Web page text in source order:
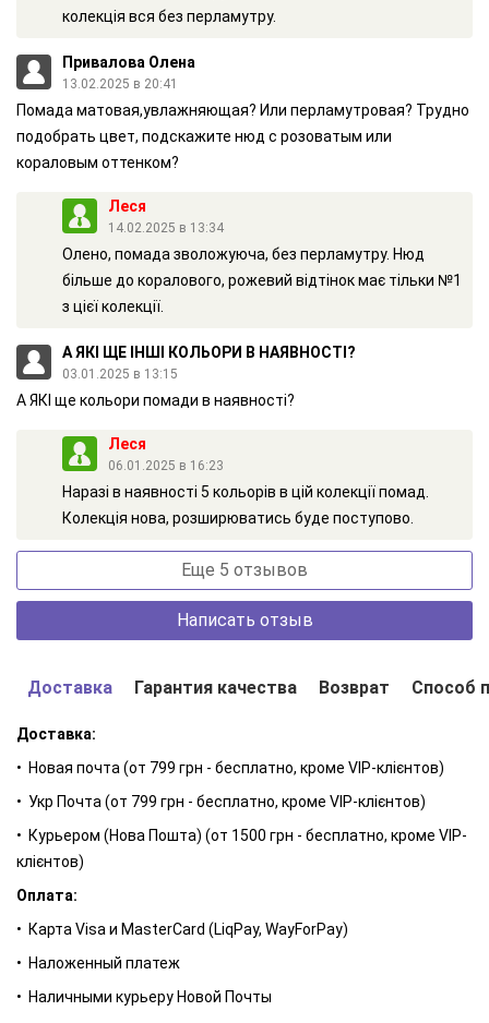
розгладжують шкіру, що робить їх ідеальним інгредієнтом для
губної помади.
Завдяки своїм властивостям вони впливають як на
нанесення, так і на колір та блиск помади. Якісні емоленти
дозволяють помаді краще розподілятися та запобігають її
розмазуванню.
Природний мінерал магматичних порід із групи силікатів.
Пом'якшує шкіру і робить її шовковистою на дотик. Завдяки
своїм віддзеркалюючим властивостям надає шкірі сяйва,
запобігаючи жирному блиску. Як через призму, пропускаючи
через себе світло, слюда заломлює його, створюючи чудовий
ефект сяйва і мерехтіння різних відтінків. Засоби на основі
чутливою шкірою.
КАСТОРОВЕ МАСЛО
Омолоджує та зволожує шкіру, пом'якшує, робить більш
Кетамін розгладжує дрібні зморшки, особливо в області
навколо очей, володіє сильними поживними властивостями,
ефективний для втомленої, в'ялої шкіри обличчя. Дезінфікує і
Видобувають його з листя еуфорбій,
канделільського чагарнику, а для виготовлення інгредієнта
використовують стебла рослини.
які страждають від алергії на продукти бджільництва. Ніжно
доглядає за шкірою, має легку антисептичну дію.
колекція вся без перламутру.
Привалова Олена
13.02.2025 в 20:41
Помада матовая,увлажняющая? Или перламутровая? Трудно
подобрать цвет, подскажите нюд с розоватым или
кораловым оттенком?
Леся
14.02.2025 в 13:34
Олено, помада зволожуюча, без перламутру. Нюд
більше до коралового, рожевий відтінок має тільки №1
з цієї колекції.
А ЯКІ ЩЕ ІНШІ КОЛЬОРИ В НАЯВНОСТІ?
03.01.2025 в 13:15
А ЯКІ ще кольори помади в наявності?
Леся
06.01.2025 в 16:23
Наразі в наявності 5 кольорів в цій колекції помад.
Колекція нова, розширюватись буде поступово.
Еще 5 отзывов
Написать отзыв
Доставка Гарантия качества Возврат Способ
Доставка:
• Новая почта (от 799 грн - бесплатно, кроме VIP-клієнтов)
• Укр Почта (от 799 грн - бесплатно, кроме VIP-клієнтов)
• Курьером (Нова Пошта) (от 1500 грн - бесплатно, кроме VIP-
клієнтов)
Оплата:
• Карта Visa и MasterCard (LiqPay, WayForPay)
• Наложенный платеж
• Наличными курьеру Новой Почты